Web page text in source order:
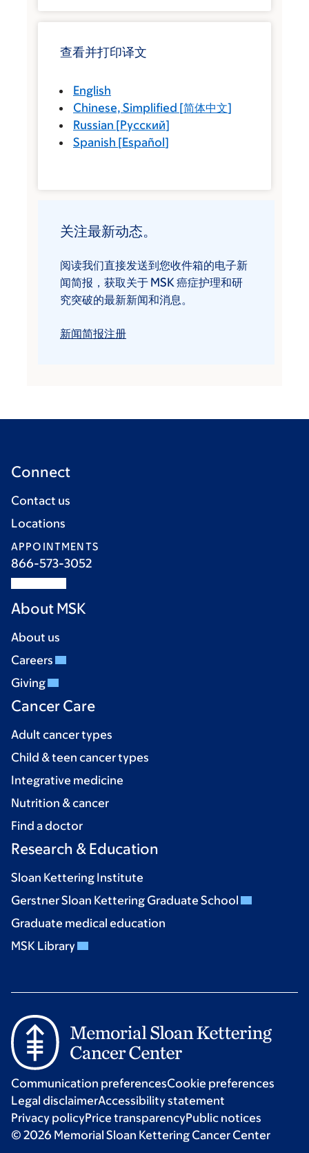
查看并打印译文
English
Chinese, Simplified [简体中文]
Russian [Русский]
Spanish [Español]
关注最新动态。
阅读我们直接发送到您收件箱的电子新
闻简报，获取关于 MSK 癌症护理和研
究突破的最新新闻和消息。
新闻简报注册
Connect
Contact us
Locations
APPOINTMENTS
866-573-3052
About MSK
About us
Careers
Giving
Cancer Care
Adult cancer types
Child & teen cancer types
Integrative medicine
Nutrition & cancer
Find a doctor
Research & Education
Sloan Kettering Institute
Gerstner Sloan Kettering Graduate School
Graduate medical education
MSK Library
Communication preferencesCookie preferences
Legal disclaimerAccessibility statement
Privacy policyPrice transparencyPublic notices
© 2026 Memorial Sloan Kettering Cancer Center